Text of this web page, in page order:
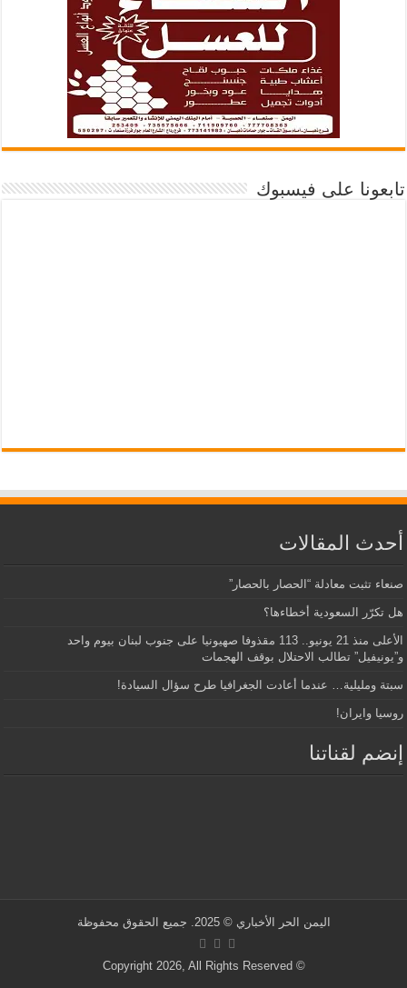
تابعونا على فيسبوك
أحدث المقالات
صنعاء تثبت معادلة “الحصار بالحصار”
هل تكرّر السعودية أخطاءها؟
الأعلى منذ 21 يونيو.. 113 مقذوفا صهيونيا على جنوب لبنان بيوم واحد
و”يونيفيل” تطالب الاحتلال بوقف الهجمات
سبتة ومليلية… عندما أعادت الجغرافيا طرح سؤال السيادة!
روسيا وايران!
إنضم لقناتنا
اليمن الحر الأخباري © 2025. جميع الحقوق محفوظة
© Copyright 2026, All Rights Reserved